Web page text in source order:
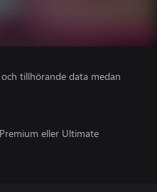
tillhörande data medan
eller Ultimate